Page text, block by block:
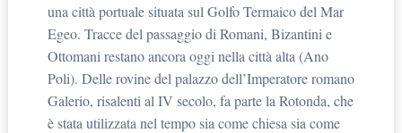
una città portuale situata sul Golfo Termaico del Mar
Egeo. Tracce del passaggio di Romani, Bizantini e
Ottomani restano ancora oggi nella città alta (Ano
Poli). Delle rovine del palazzo dell’Imperatore romano
Galerio, risalenti al IV secolo, fa parte la Rotonda, che
è stata utilizzata nel tempo sia come chiesa sia come